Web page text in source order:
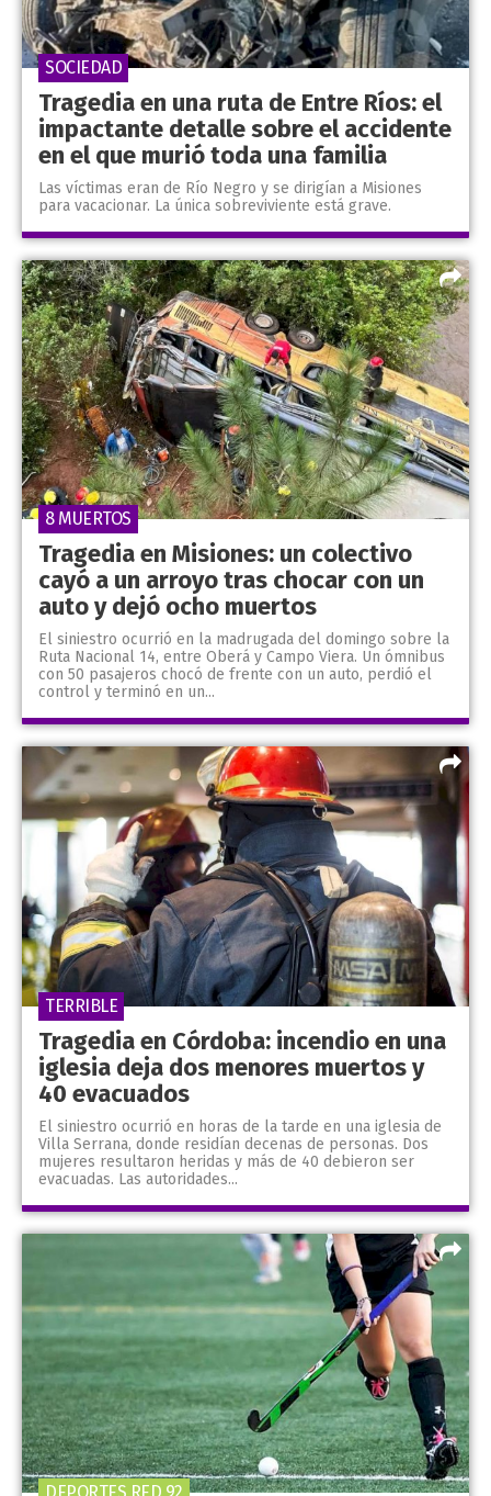
Tragedia en una ruta de Entre Ríos: el
impactante detalle sobre el accidente
en el que murió toda una familia
Las víctimas eran de Río Negro y se dirigían a Misiones
para vacacionar. La única sobreviviente está grave.
SOCIEDAD
Tragedia en Misiones: un colectivo
cayó a un arroyo tras chocar con un
auto y dejó ocho muertos
El siniestro ocurrió en la madrugada del domingo sobre la
Ruta Nacional 14, entre Oberá y Campo Viera. Un ómnibus
con 50 pasajeros chocó de frente con un auto, perdió el
control y terminó en un...
8 MUERTOS
Tragedia en Córdoba: incendio en una
iglesia deja dos menores muertos y
40 evacuados
El siniestro ocurrió en horas de la tarde en una iglesia de
Villa Serrana, donde residían decenas de personas. Dos
mujeres resultaron heridas y más de 40 debieron ser
evacuadas. Las autoridades...
TERRIBLE